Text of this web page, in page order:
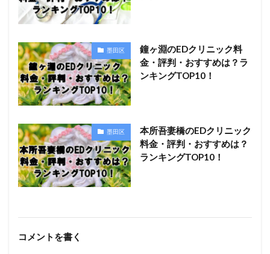
墨田区
鐘ヶ淵のEDクリニック料
金・評判・おすすめは？ラ
ンキングTOP10！
墨田区
本所吾妻橋のEDクリニック
料金・評判・おすすめは？
ランキングTOP10！
コメントを書く